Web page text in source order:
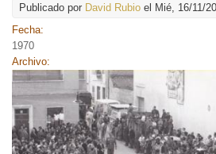
Publicado por David Rubio el Mié, 16/11/
Fecha:
1970
Archivo: